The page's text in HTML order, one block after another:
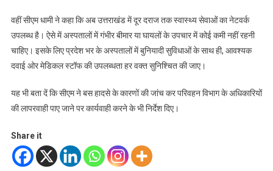
वहीं सीएम धामी ने कहा कि अब उत्तराखंड में दूर दराज तक स्वास्थ्य सेवाओं का नेटवर्क
उपलब्ध है। ऐसे में अस्पतालों में गंभीर बीमार या घायलों के उपचार में कोई कमी नहीं रहनी
चाहिए। इसके लिए प्रदेश भर के अस्पतालों में बुनियादी सुविधाओं के साथ ही, आवश्यक
दवाई ओर मेडिकल स्टॉफ की उपलब्धता हर वक्त सुनिश्चित की जाए।
यह भी बता दें कि सीएम ने बस हादसे के कारणों की जांच कर परिवहन विभाग के अधिकारियों
की लापरवाही पाए जाने पर कार्यवाही करने के भी निर्देश दिए।
Share it